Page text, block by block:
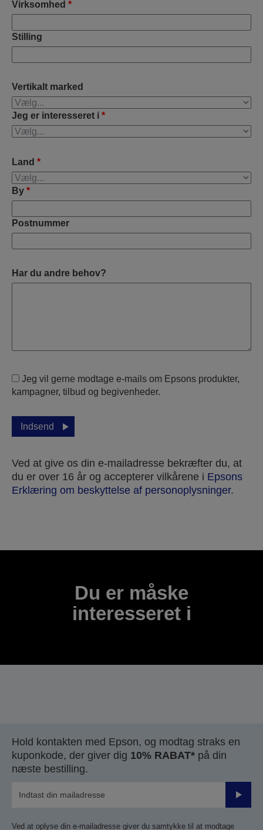
Virksomhed *
Stilling
Vertikalt marked
Jeg er interesseret i *
Land *
By *
Postnummer
Har du andre behov?
Jeg vil gerne modtage e-mails om Epsons produkter,
kampagner, tilbud og begivenheder.
Indsend
Ved at give os din e-mailadresse bekræfter du, at
du er over 16 år og accepterer vilkårene i Epsons
Erklæring om beskyttelse af personoplysninger.
Tak for din indsendelse.
Du er måske
interesseret i
Hold kontakten med Epson, og modtag straks en
kuponkode, der giver dig 10% RABAT* på din
næste bestilling.
Send
Ved at oplyse din e-mailadresse giver du samtykke til at modtage